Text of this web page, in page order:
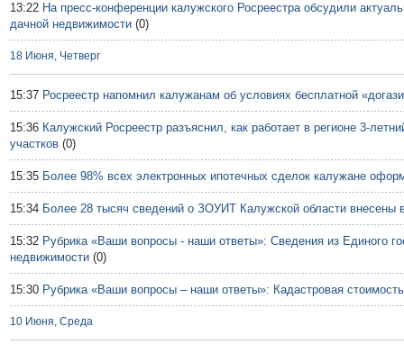
13:22 На пресс-конференции калужского Росреестра обсудили
дачной недвижимости (0)
18 Июня, Четверг
15:37 Росреестр напомнил калужанам об условиях бесплатной
15:36 Калужский Росреестр разъяснил, как работает в регионе 3-
участков (0)
15:35 Более 98% всех электронных ипотечных сделок калужане
15:34 Более 28 тысяч сведений о ЗОУИТ Калужской области внесены
15:32 Рубрика «Ваши вопросы - наши ответы»: Сведения из Единого
недвижимости (0)
15:30 Рубрика «Ваши вопросы – наши ответы»: Кадастровая
10 Июня, Среда